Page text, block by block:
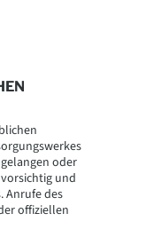
oder
und
Anrufe des
offiziellen